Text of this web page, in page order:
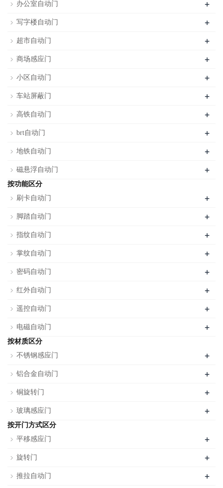
办公室自动门 +
写字楼自动门 +
超市自动门 +
商场感应门 +
小区自动门 +
车站屏蔽门 +
高铁自动门 +
brt自动门 +
地铁自动门 +
磁悬浮自动门 +
按功能区分
刷卡自动门
+
脚踏自动门 +
指纹自动门 +
掌纹自动门 +
密码自动门 +
红外自动门 +
遥控自动门 +
电磁自动门 +
按材质区分
不锈钢感应门
+
铝合金自动门 +
铜旋转门 +
玻璃感应门 +
按开门方式区分
平移感应门
+
旋转门 +
推拉自动门 +